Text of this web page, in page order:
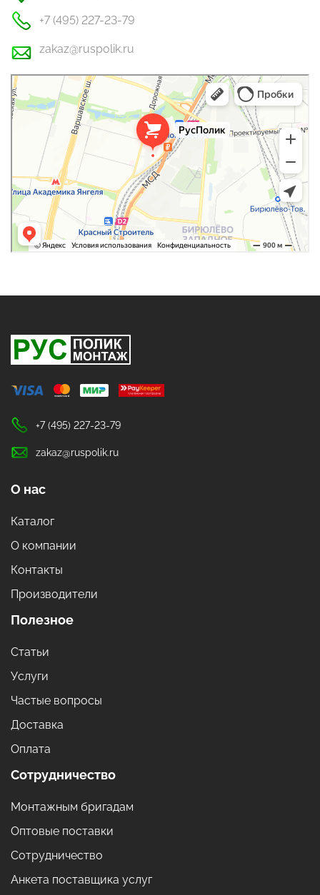
+7 (495) 227-23-79
zakaz@ruspolik.ru
РусПолик
Оргстекло, поликарбонат в Москве
Строительные и отделочные работы в Москве
+7 (495) 227-23-79
zakaz@ruspolik.ru
О нас
Каталог
О компании
Контакты
Производители
Полезное
Статьи
Услуги
Частые вопросы
Доставка
Оплата
Сотрудничество
Монтажным бригадам
Оптовые поставки
Сотрудничество
Анкета поставщика услуг